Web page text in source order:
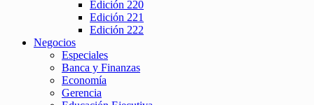
Edición 220
Edición 221
Edición 222
Negocios
Especiales
Banca y Finanzas
Economía
Gerencia